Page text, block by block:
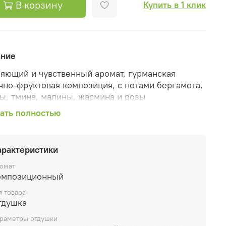
В корзину Купить в 1 клик
и чувственный аромат, гурманская
фруктовая композиция, с нотами бергамота,
тмина, малины, жасмина и розы
жирорастворим.
саше и благовония до 50%
и парфюмерия до 5%
для ванны, мыло, гели до 5%
полностью
товара
отдушки